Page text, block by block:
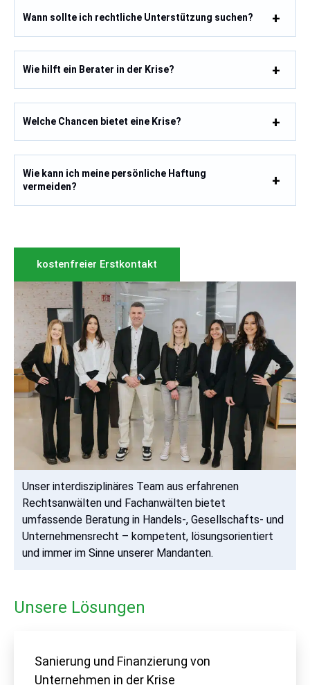
Wann sollte ich rechtliche Unterstützung suchen?
Wie hilft ein Berater in der Krise?
Welche Chancen bietet eine Krise?
Wie kann ich meine persönliche Haftung
vermeiden?
kostenfreier Erstkontakt
Unser interdisziplinäres Team aus erfahrenen
Rechtsanwälten und Fachanwälten bietet
umfassende Beratung in Handels-, Gesellschafts- und
Unternehmensrecht – kompetent, lösungsorientiert
und immer im Sinne unserer Mandanten.
Unsere Lösungen
Sanierung und Finanzierung von
Unternehmen in der Krise